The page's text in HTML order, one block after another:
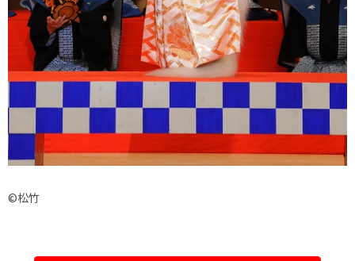
©松竹